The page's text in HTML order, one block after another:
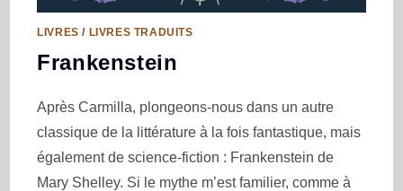
LIVRES / LIVRES TRADUITS
Frankenstein
Après Carmilla, plongeons-nous dans un autre
classique de la littérature à la fois fantastique, mais
également de science-fiction : Frankenstein de
Mary Shelley. Si le mythe m’est familier, comme à